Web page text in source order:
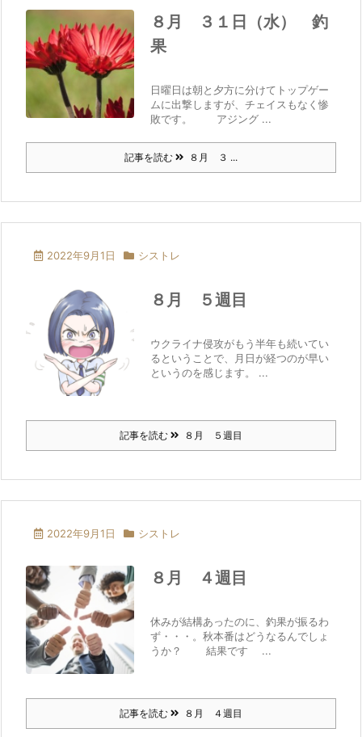
８月 ３１日（水） 釣
果
日曜日は朝と夕方に分けてトップゲー
ムに出撃しますが、チェイスもなく惨
敗です。 アジング ...
記事を読む ８月 ３ ...
2022年9月1日 シストレ
８月 ５週目
ウクライナ侵攻がもう半年も続いてい
るということで、月日が経つのが早い
というのを感じます。 ...
記事を読む ８月 ５週目
2022年9月1日 シストレ
８月 ４週目
休みが結構あったのに、釣果が振るわ
ず・・・。秋本番はどうなるんでしょ
うか？ 結果です ...
記事を読む ８月 ４週目